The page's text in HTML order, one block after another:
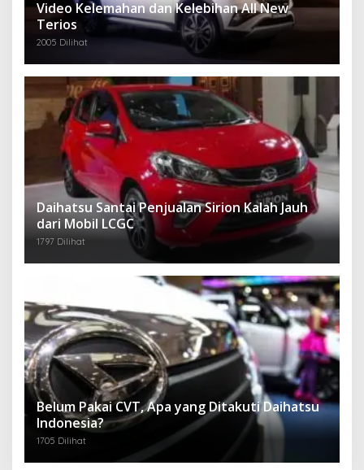
Video Kelemahan dan Kelebihan All New
Terios
2005 Dilihat
Daihatsu Santai Penjualan Sirion Kalah Jauh
dari Mobil LCGC
1797 Dilihat
Belum Pakai CVT, Apa yang Ditakuti Daihatsu
Indonesia?
1705 Dilihat